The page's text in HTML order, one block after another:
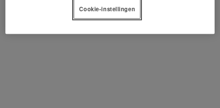
Cookie-instellingen